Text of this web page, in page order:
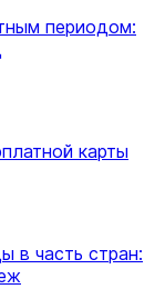
периодом:
карты
в часть стран: